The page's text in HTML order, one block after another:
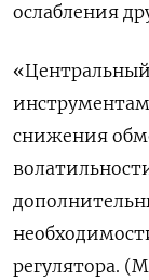
ослабления
снижения
регулятора.